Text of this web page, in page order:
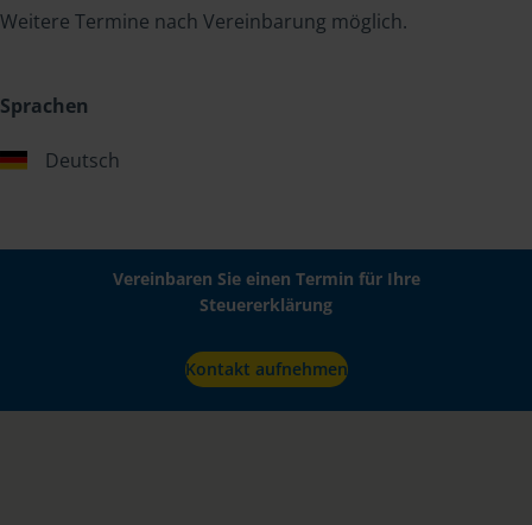
Weitere Termine nach Vereinbarung möglich.
Sprachen
Deutsch
Vereinbaren Sie einen Termin für Ihre
Steuererklärung
Kontakt aufnehmen